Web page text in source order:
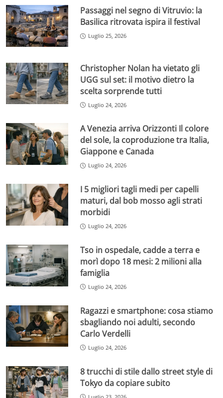
Passaggi nel segno di Vitruvio: la
Basilica ritrovata ispira il festival
Luglio 25, 2026
Christopher Nolan ha vietato gli
UGG sul set: il motivo dietro la
scelta sorprende tutti
Luglio 24, 2026
A Venezia arriva Orizzonti Il colore
del sole, la coproduzione tra Italia,
Giappone e Canada
Luglio 24, 2026
I 5 migliori tagli medi per capelli
maturi, dal bob mosso agli strati
morbidi
Luglio 24, 2026
Tso in ospedale, cadde a terra e
morì dopo 18 mesi: 2 milioni alla
famiglia
Luglio 24, 2026
Ragazzi e smartphone: cosa stiamo
sbagliando noi adulti, secondo
Carlo Verdelli
Luglio 24, 2026
8 trucchi di stile dallo street style di
Tokyo da copiare subito